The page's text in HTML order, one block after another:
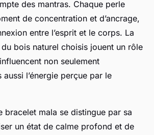
des mantras. Chaque perle
de concentration et d’ancrage,
entre l’esprit et le corps. La
bois naturel choisis jouent un rôle
non seulement
aussi l’énergie perçue par le
bracelet mala se distingue par sa
un état de calme profond et de